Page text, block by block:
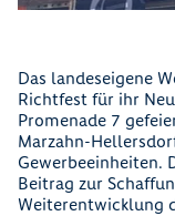
Das landeseigene
Richtfest für ihr
Promenade 7
Marzahn-
Gewerbeeinheiten.
Beitrag zur
Weiterentwicklung